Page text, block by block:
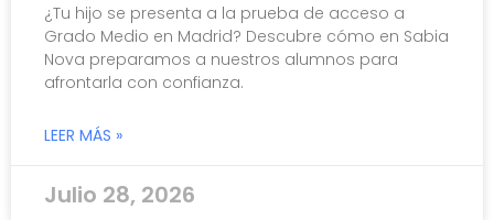
¿Tu hijo se presenta a la prueba de acceso a
Grado Medio en Madrid? Descubre cómo en Sabia
Nova preparamos a nuestros alumnos para
afrontarla con confianza.
LEER MÁS »
Julio 28, 2026